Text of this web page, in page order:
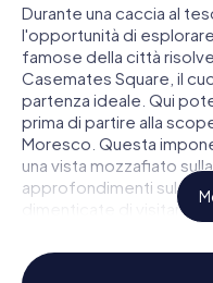
Durante una caccia al
l'opportunità di
famose della città
Casemates Square, il
partenza ideale. Qui
prima di partire alla
Moresco. Questa
una vista mozzafiato
approfondimenti sul
dimenticate di visitare
diversità religiosa della